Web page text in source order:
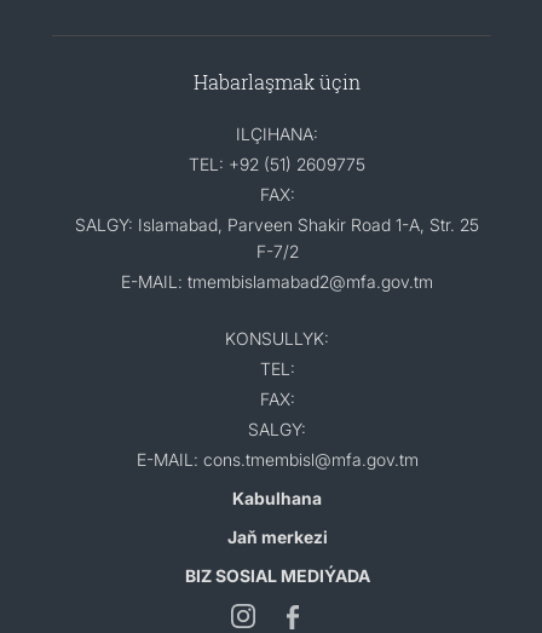
Habarlaşmak üçin
ILÇIHANA:
TEL: +92 (51) 2609775
FAX:
SALGY: Islamabad, Parveen Shakir Road 1-A, Str. 25
F-7/2
E-MAIL: tmembislamabad2@mfa.gov.tm
KONSULLYK:
TEL:
FAX:
SALGY:
E-MAIL: cons.tmembisl@mfa.gov.tm
Kabulhana
Jaň merkezi
BIZ SOSIAL MEDIÝADA